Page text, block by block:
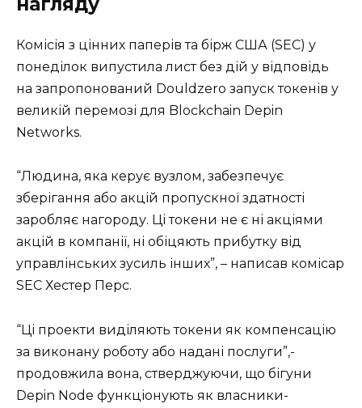
Комісія з цінних паперів та бірж США (SEC) у
понеділок випустила лист без дій у відповідь
на запропонований Douldzero запуск токенів у
великій перемозі для Blockchain Depin
Networks.
“Людина, яка керує вузлом, забезпечує
зберігання або акцій пропускної здатності
заробляє нагороду. Ці токени не є ні акціями
акцій в компанії, ні обіцяють прибутку від
управлінських зусиль інших”, – написав комісар
SEC Хестер Перс.
“Ці проекти виділяють токени як компенсацію
за виконану роботу або надані послуги”,-
продовжила вона, стверджуючи, що бігуни
Depin Node функціонують як власники-